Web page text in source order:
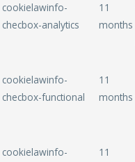
cookielawinfo-
checbox-analytics
11
months
cookielawinfo-
checbox-functional
11
months
cookielawinfo-
11